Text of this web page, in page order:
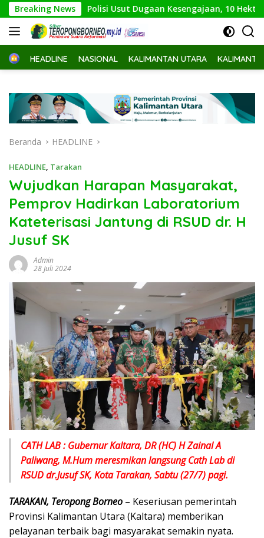
Langsung
ke
konten
Breaking News
Polisi Usut Dugaan Kesengajaan, 10 Hektare Lahan
HomeHEADLINE NASIONAL KALIMANTAN UTARA
Beranda HEADLINE
HEADLINE, Tarakan
Wujudkan Harapan Masyarakat,
Pemprov Hadirkan Laboratorium
Kateterisasi Jantung di RSUD dr. H
Jusuf SK
Admin
28 Juli 2024
CATH LAB : Gubernur Kaltara, DR (HC) H Zainal A
Paliwang, M.Hum meresmikan langsung Cath Lab di
RSUD dr.Jusuf SK, Kota Tarakan, Sabtu (27/7) pagi.
TARAKAN, Teropong Borneo – Keseriusan pemerintah
Provinsi Kalimantan Utara (Kaltara) memberikan
pelayanan terbaik bagi masyarakat semakin nyata.